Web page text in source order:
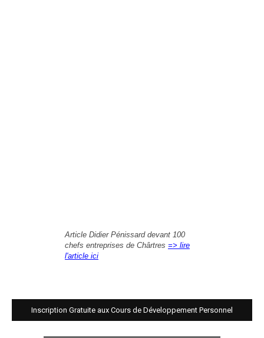
Article Didier Pénissard devant 100
chefs entreprises de Chârtres => lire
l'article ici
Inscription Gratuite aux Cours de Développement Personnel